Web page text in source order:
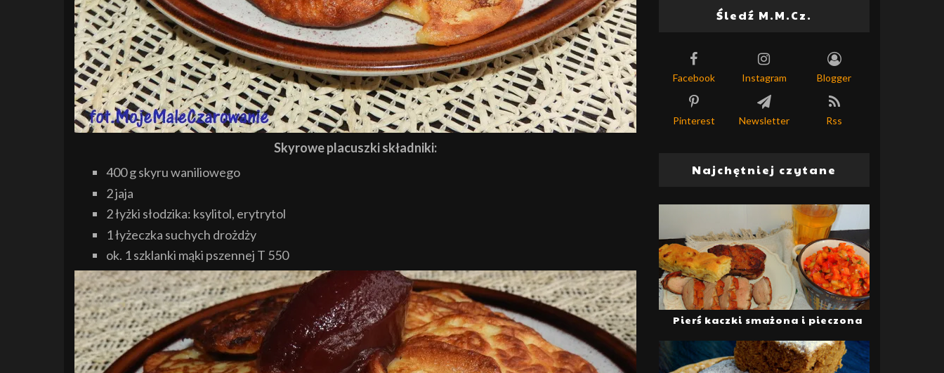
Skyrowe placuszki składniki:
400 g skyru waniliowego
2 jaja
2 łyżki słodzika: ksylitol, erytrytol
1 łyżeczka suchych drożdży
ok. 1 szklanki mąki pszennej T 550
Śledź M.M.Cz.
Facebook Instagram Blogger
Pinterest Newsletter Rss
Najchętniej czytane
Pierś kaczki smażona i pieczona